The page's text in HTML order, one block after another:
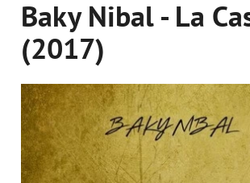
Baky Nibal - La
(2017)